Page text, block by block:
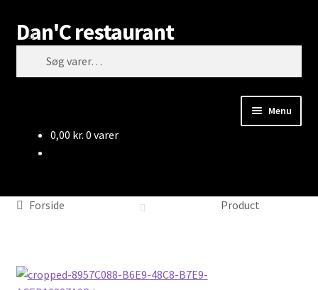
Spring
til
navigation
Spring
til
indhold
Dan'C restaurant
Søg
Menu
0,00 kr. 0 varer
Forside Product